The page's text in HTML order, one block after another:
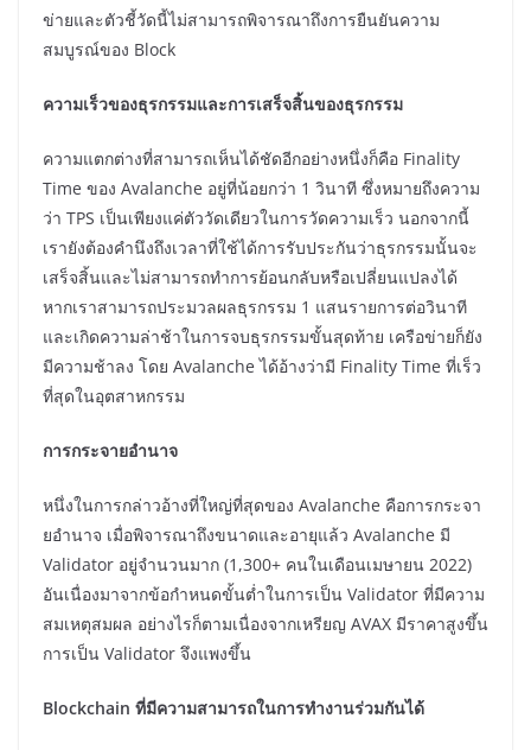
ข่ายและตัวชี้วัดนี้ไม่สามารถพิจารณาถึงการยืนยันความ
สมบูรณ์ของ Block
ความเร็วของธุรกรรมและการเสร็จสิ้นของธุรกรรม
ความแตกต่างที่สามารถเห็นได้ชัดอีกอย่างหนึ่งก็คือ Finality
Time ของ Avalanche อยู่ที่น้อยกว่า 1 วินาที ซึ่งหมายถึงความ
ว่า TPS เป็นเพียงแค่ตัววัดเดียวในการวัดความเร็ว นอกจากนี้
เรายังต้องคำนึงถึงเวลาที่ใช้ได้การรับประกันว่าธุรกรรมนั้นจะ
เสร็จสิ้นและไม่สามารถทำการย้อนกลับหรือเปลี่ยนแปลงได้
หากเราสามารถประมวลผลธุรกรรม 1 แสนรายการต่อวินาที
และเกิดความล่าช้าในการจบธุรกรรมขั้นสุดท้าย เครือข่ายก็ยัง
มีความช้าลง โดย Avalanche ได้อ้างว่ามี Finality Time ที่เร็ว
ที่สุดในอุตสาหกรรม
การกระจายอำนาจ
หนึ่งในการกล่าวอ้างที่ใหญ่ที่สุดของ Avalanche คือการกระจา
ยอำนาจ เมื่อพิจารณาถึงขนาดและอายุแล้ว Avalanche มี
Validator อยู่จำนวนมาก (1,300+ คนในเดือนเมษายน 2022)
อันเนื่องมาจากข้อกำหนดขั้นต่ำในการเป็น Validator ที่มีความ
สมเหตุสมผล อย่างไรก็ตามเนื่องจากเหรียญ AVAX มีราคาสูงขึ้น
การเป็น Validator จึงแพงขึ้น
Blockchain ที่มีความสามารถในการทำงานร่วมกันได้